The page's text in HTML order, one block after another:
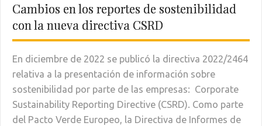
Cambios en los reportes de sostenibilidad
con la nueva directiva CSRD
En diciembre de 2022 se publicó la directiva 2022/2464
relativa a la presentación de información sobre
sostenibilidad por parte de las empresas: Corporate
Sustainability Reporting Directive (CSRD). Como parte
del Pacto Verde Europeo, la Directiva de Informes de